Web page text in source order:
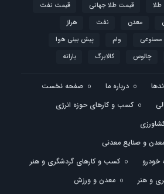
قیمت طلا جهانی
قیمت نفت
معدن نفت
هراز
وام
پیش بینی هوا
چالوس کالابرگ یارانه
درباره ما
صفحه نخست
کسب و کارهای حوزه انرژی
و صنایع معدنی
کسب و کارهای گردشگری و هنر
و هنر
معدن و ورزش